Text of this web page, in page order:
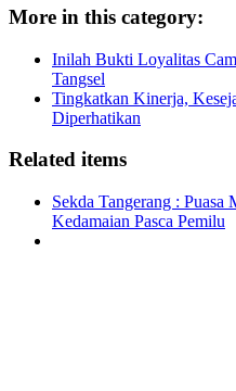
More in this category:
Inilah Bukti Loyalitas
Tangsel
Tingkatkan Kinerja,
Diperhatikan
Related items
Sekda Tangerang :
Kedamaian Pasca Pemilu